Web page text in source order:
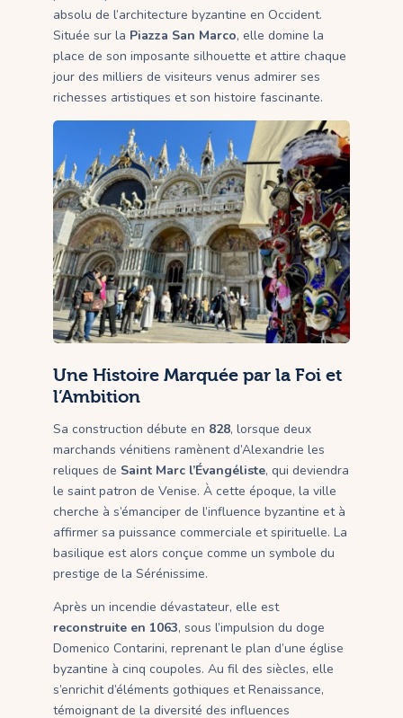
absolu de l’architecture byzantine en Occident.
Située sur la Piazza San Marco, elle domine la
place de son imposante silhouette et attire chaque
jour des milliers de visiteurs venus admirer ses
richesses artistiques et son histoire fascinante.
Une Histoire Marquée par la Foi et
l’Ambition
Sa construction débute en 828, lorsque deux
marchands vénitiens ramènent d’Alexandrie les
reliques de Saint Marc l’Évangéliste, qui deviendra
le saint patron de Venise. À cette époque, la ville
cherche à s’émanciper de l’influence byzantine et à
affirmer sa puissance commerciale et spirituelle. La
basilique est alors conçue comme un symbole du
prestige de la Sérénissime.
Après un incendie dévastateur, elle est
reconstruite en 1063, sous l’impulsion du doge
Domenico Contarini, reprenant le plan d’une église
byzantine à cinq coupoles. Au fil des siècles, elle
s’enrichit d’éléments gothiques et Renaissance,
témoignant de la diversité des influences